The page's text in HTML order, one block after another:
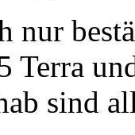
nur
Terra
sind